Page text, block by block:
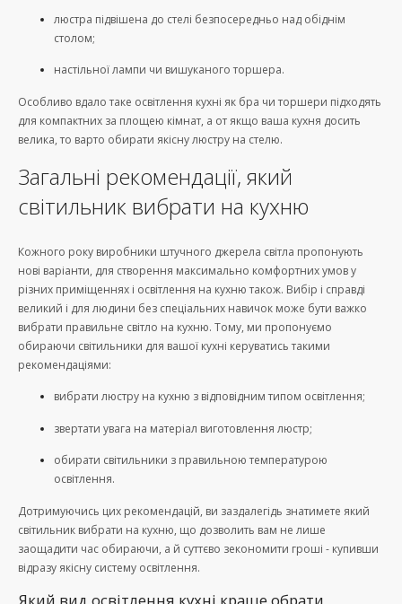
люстра підвішена до стелі безпосередньо над обіднім
столом;
настільної лампи чи вишуканого торшера.
Особливо вдало таке освітлення кухні як бра чи торшери підходять
для компактних за площею кімнат, а от якщо ваша кухня досить
велика, то варто обирати якісну люстру на стелю.
Загальні рекомендації, який
світильник вибрати на кухню
Кожного року виробники штучного джерела світла пропонують
нові варіанти, для створення максимально комфортних умов у
різних приміщеннях і освітлення на кухню також. Вибір і справді
великий і для людини без спеціальних навичок може бути важко
вибрати правильне світло на кухню. Тому, ми пропонуємо
обираючи світильники для вашої кухні керуватись такими
рекомендаціями:
вибрати люстру на кухню з відповідним типом освітлення;
звертати увага на матеріал виготовлення люстр;
обирати світильники з правильною температурою
освітлення.
Дотримуючись цих рекомендацій, ви заздалегідь знатимете який
світильник вибрати на кухню, що дозволить вам не лише
заощадити час обираючи, а й суттєво зекономити гроші - купивши
відразу якісну систему освітлення.